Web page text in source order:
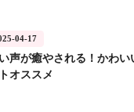
04-17
声が癒やされる！かわい
オススメ